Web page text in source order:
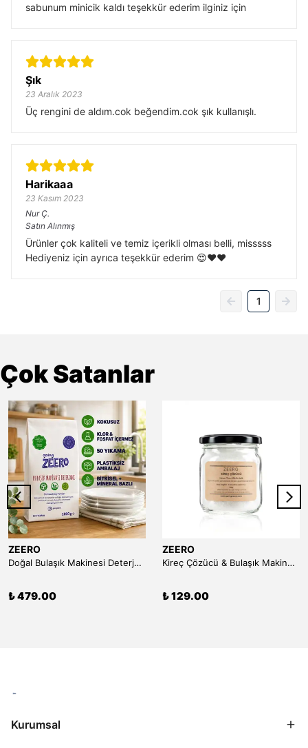
sabunum minicik kaldı teşekkür ederim ilginiz için
Şık
23 Aralık 2023
Üç rengini de aldım.cok beğendim.cok şık kullanışlı.
Harikaaa
23 Kasım 2023
Nur Ç.
Satın Alınmış
Ürünler çok kaliteli ve temiz içerikli olması belli, misssss
Hediyeniz için ayrıca teşekkür ederim 😍❤️❤️
1
Çok Satanlar
ZEERO
Doğal Bulaşık Makinesi Deterjanı (50 Yıkama)
₺ 479.00
ZEERO
Kireç Çözücü & Bulaşık Makinesi Temizleyici (Limon Tuzu) - 150 gr
₺ 129.00
Kurumsal